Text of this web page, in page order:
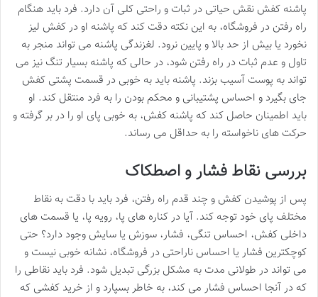
پاشنه کفش نقش حیاتی در ثبات و راحتی کلی آن دارد. فرد باید هنگام
راه رفتن در فروشگاه، به این نکته دقت کند که پاشنه او در کفش لیز
نخورد یا بیش از حد بالا و پایین نرود. لغزندگی پاشنه می تواند منجر به
تاول و عدم ثبات در راه رفتن شود، در حالی که پاشنه بسیار تنگ نیز می
تواند به پوست آسیب بزند. پاشنه باید به خوبی در قسمت پشتی کفش
جای بگیرد و احساس پشتیبانی و محکم بودن را به فرد منتقل کند. او
باید اطمینان حاصل کند که پاشنه کفش، به خوبی پای او را در بر گرفته و
حرکت های ناخواسته را به حداقل می رساند.
بررسی نقاط فشار و اصطکاک
پس از پوشیدن کفش و چند قدم راه رفتن، فرد باید با دقت به نقاط
مختلف پای خود توجه کند. آیا در کناره های پا، رویه پا، یا قسمت های
داخلی کفش، احساس تنگی، فشار، سوزش یا سایش وجود دارد؟ حتی
کوچکترین فشار یا احساس ناراحتی در فروشگاه، نشانه خوبی نیست و
می تواند در طولانی مدت به مشکل بزرگی تبدیل شود. فرد باید نقاطی را
که در آنجا احساس فشار می کند، به خاطر بسپارد و از خرید کفشی که